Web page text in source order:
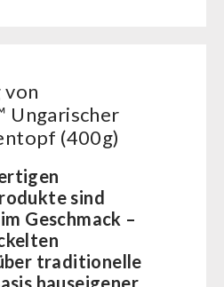
von
Ungarischer
(400g)
sind
Geschmack –
traditionelle